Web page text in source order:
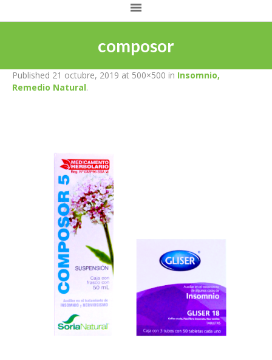
composor
Published 21 octubre, 2019 at 500×500 in Insomnio,
Remedio Natural.